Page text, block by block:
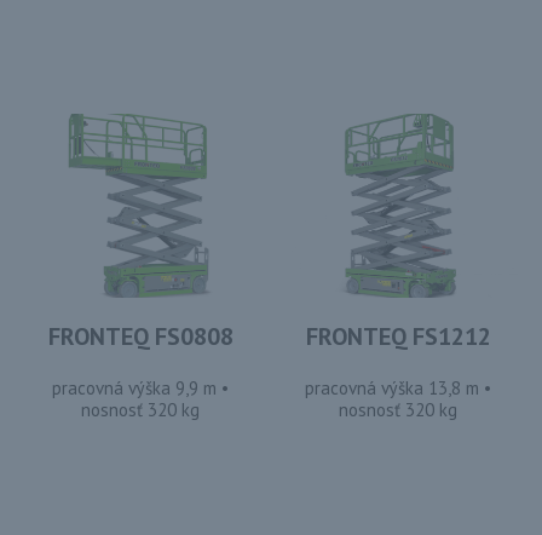
FRONTEQ FS0808
pracovná výška 9,9 m •
nosnosť 320 kg
FRONTEQ FS1212
pracovná výška 13,8 m •
nosnosť 320 kg